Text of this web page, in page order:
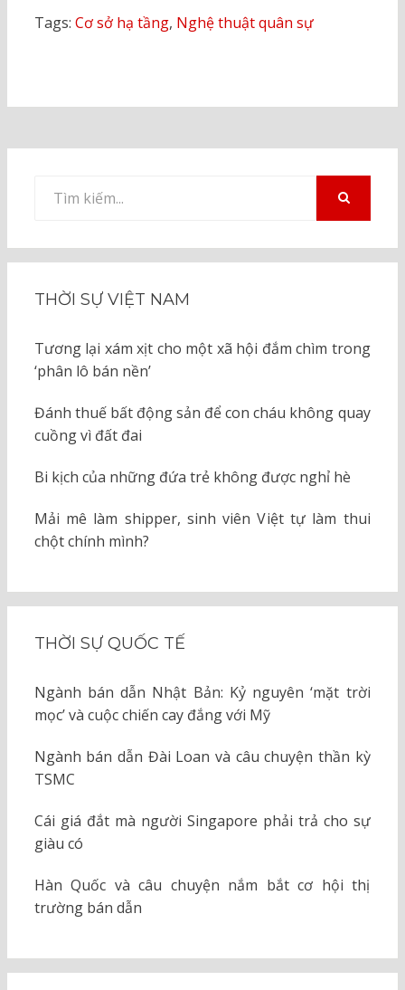
Tags: Cơ sở hạ tầng, Nghệ thuật quân sự
kiếm
THỜI SỰ VIỆT NAM
Tương lại xám xịt cho một xã hội đắm chìm trong
‘phân lô bán nền’
Đánh thuế bất động sản để con cháu không quay
cuồng vì đất đai
Bi kịch của những đứa trẻ không được nghỉ hè
Mải mê làm shipper, sinh viên Việt tự làm thui
chột chính mình?
THỜI SỰ QUỐC TẾ
Ngành bán dẫn Nhật Bản: Kỷ nguyên ‘mặt trời
mọc’ và cuộc chiến cay đắng với Mỹ
Ngành bán dẫn Đài Loan và câu chuyện thần kỳ
TSMC
Cái giá đắt mà người Singapore phải trả cho sự
giàu có
Hàn Quốc và câu chuyện nắm bắt cơ hội thị
trường bán dẫn